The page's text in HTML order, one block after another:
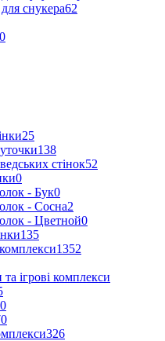
снукера62
25
138
стінок52
0
- Бук0
- Сосна2
- Цветной0
135
1352
ігрові комплекси
326